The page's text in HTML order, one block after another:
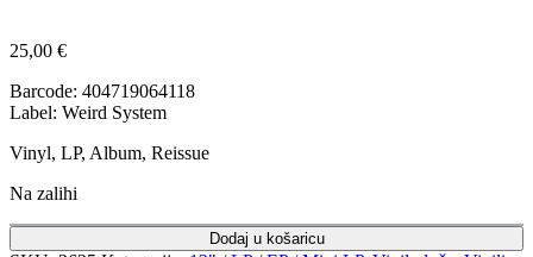
25,00 €
Barcode: 404719064118
Label: Weird System
Vinyl, LP, Album, Reissue
Na zalihi
Dodaj u košaricu